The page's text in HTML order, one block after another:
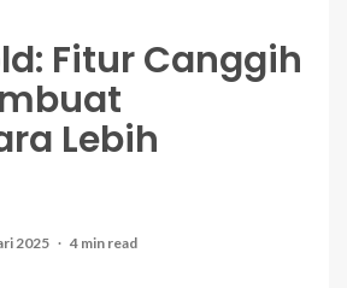
Fitur Canggih
Lebih
2025 4 min read